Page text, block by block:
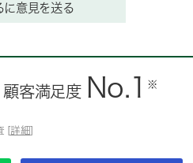
に意見を送る
客満足度 No.1 ※
[ 詳細